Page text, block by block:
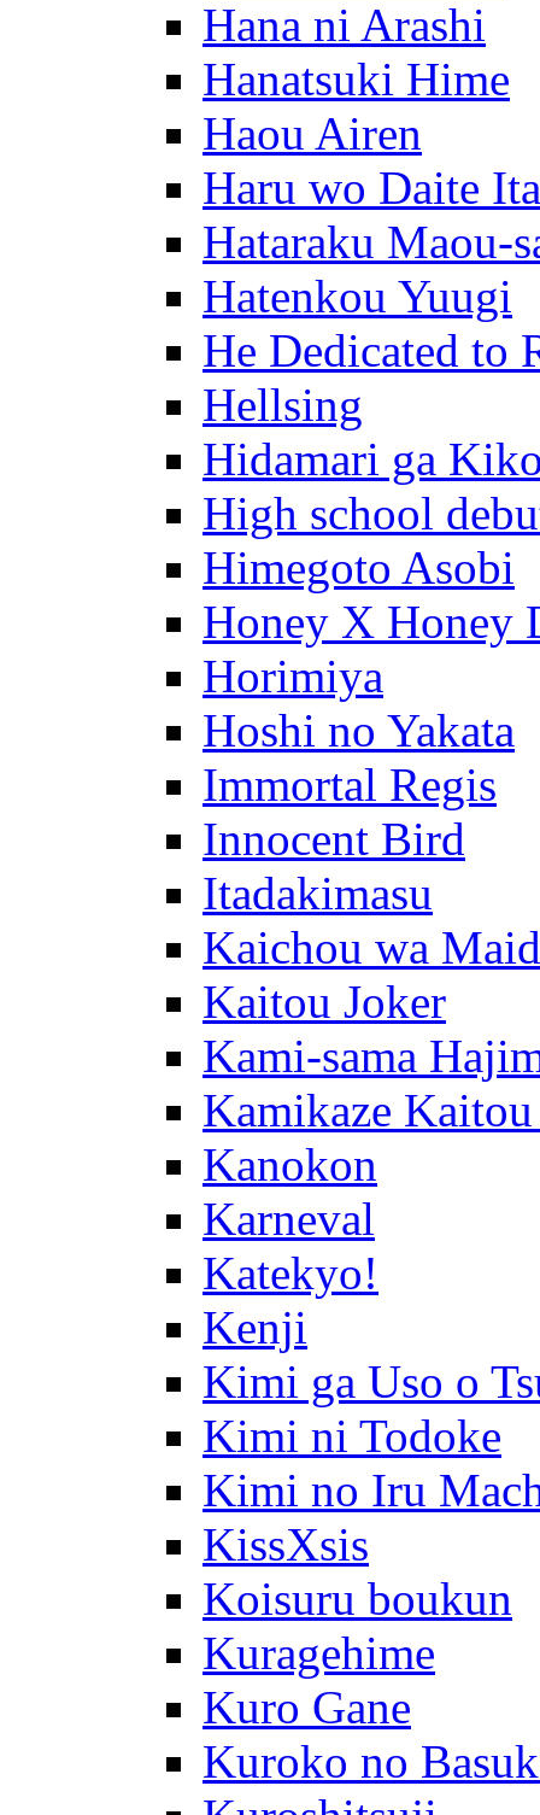
Hana ni Arashi
Hanatsuki Hime
Haou Airen
Haru wo Daite Ita
Hataraku Maou-
Hatenkou Yuugi
He Dedicated to
Hellsing
Hidamari ga
High school
Himegoto Asobi
Honey X Honey
Horimiya
Hoshi no Yakata
Immortal Regis
Innocent Bird
Itadakimasu
Kaichou wa
Kaitou Joker
Kami-sama
Kamikaze Kaitou
Kanokon
Karneval
Katekyo!
Kenji
Kimi ga Uso o
Kimi ni Todoke
Kimi no Iru
KissXsis
Koisuru boukun
Kuragehime
Kuro Gane
Kuroko no